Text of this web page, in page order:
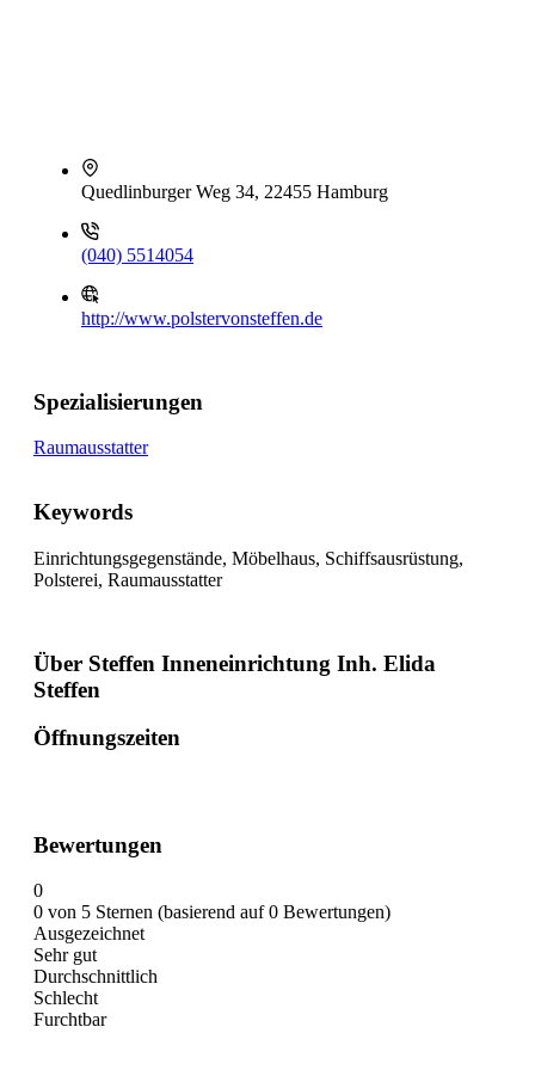
Quedlinburger Weg 34, 22455 Hamburg
(040) 5514054
http://www.polstervonsteffen.de
Spezialisierungen
Raumausstatter
Keywords
Einrichtungsgegenstände, Möbelhaus, Schiffsausrüstung,
Polsterei, Raumausstatter
Über Steffen Inneneinrichtung Inh. Elida
Steffen
Öffnungszeiten
Bewertungen
0
0 von 5 Sternen (basierend auf 0 Bewertungen)
Ausgezeichnet
Sehr gut
Durchschnittlich
Schlecht
Furchtbar